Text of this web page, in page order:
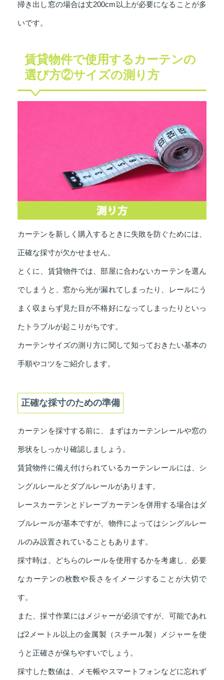
掃き出し窓の場合は丈200cm以上が必要になることが多
いです。
賃貸物件で使用するカーテンの
選び方②サイズの測り方
カーテンを新しく購入するときに失敗を防ぐためには、
正確な採寸が欠かせません。
とくに、賃貸物件では、部屋に合わないカーテンを選ん
でしまうと、窓から光が漏れてしまったり、レールにう
まく収まらず見た目が不格好になってしまったりといっ
たトラブルが起こりがちです。
カーテンサイズの測り方に関して知っておきたい基本の
手順やコツをご紹介します。
正確な採寸のための準備
カーテンを採寸する前に、まずはカーテンレールや窓の
形状をしっかり確認しましょう。
賃貸物件に備え付けられているカーテンレールには、シ
ングルレールとダブルレールがあります。
レースカーテンとドレープカーテンを併用する場合はダ
ブルレールが基本ですが、物件によってはシングルレー
ルのみ設置されていることもあります。
採寸時は、どちらのレールを使用するかを考慮し、必要
なカーテンの枚数や長さをイメージすることが大切で
す。
また、採寸作業にはメジャーが必須ですが、可能であれ
ば2メートル以上の金属製（スチール製）メジャーを使
うと正確さが保ちやすいでしょう。
採寸した数値は、メモ帳やスマートフォンなどに忘れず